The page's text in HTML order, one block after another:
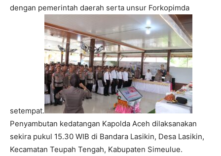
dengan pemerintah daerah serta unsur Forkopimda
setempat.
Penyambutan kedatangan Kapolda Aceh dilaksanakan
sekira pukul 15.30 WIB di Bandara Lasikin, Desa Lasikin,
Kecamatan Teupah Tengah, Kabupaten Simeulue.